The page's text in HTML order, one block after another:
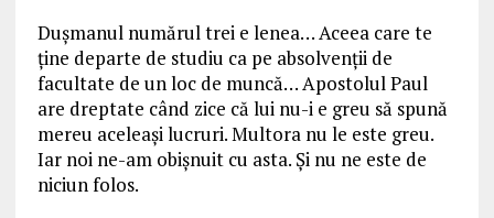
Dușmanul numărul trei e lenea… Aceea care te
ține departe de studiu ca pe absolvenții de
facultate de un loc de muncă… Apostolul Paul
are dreptate când zice că lui nu-i e greu să spună
mereu aceleași lucruri. Multora nu le este greu.
Iar noi ne-am obișnuit cu asta. Și nu ne este de
niciun folos.